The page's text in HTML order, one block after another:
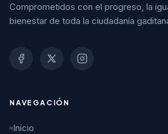
Comprometidos con el progreso, la
bienestar de toda la ciudadanía
NAVEGACIÓN
Inicio